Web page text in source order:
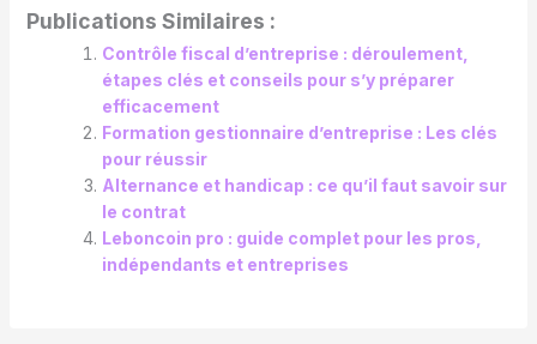
Publications Similaires :
Contrôle fiscal d’entreprise : déroulement,
étapes clés et conseils pour s’y préparer
efficacement
Formation gestionnaire d’entreprise : Les clés
pour réussir
Alternance et handicap : ce qu’il faut savoir sur
le contrat
Leboncoin pro : guide complet pour les pros,
indépendants et entreprises